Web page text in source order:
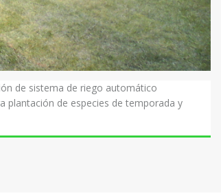
de sistema de riego automático
plantación de especies de temporada y